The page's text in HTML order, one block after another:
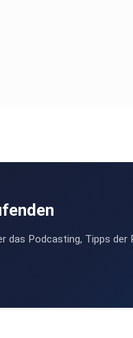
Podcasting, Tipps der